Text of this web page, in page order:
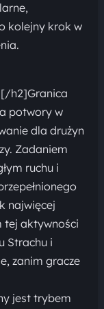
kolejny krok w
[/h2]Granica
potwory w
dla drużyn
Zadaniem
ruchu i
najwięcej
tej aktywności
Strachu i
zanim gracze
jest trybem